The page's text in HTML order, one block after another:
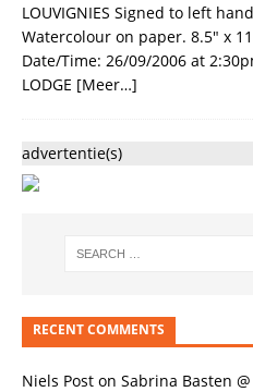
LOUVIGNIES Signed to left
Watercolour on paper. 8.5″ x
Date/Time: 26/09/2006 at
LODGE [Meer…]
advertentie(s)
RECENT COMMENTS
Niels Post on Sabrina Basten